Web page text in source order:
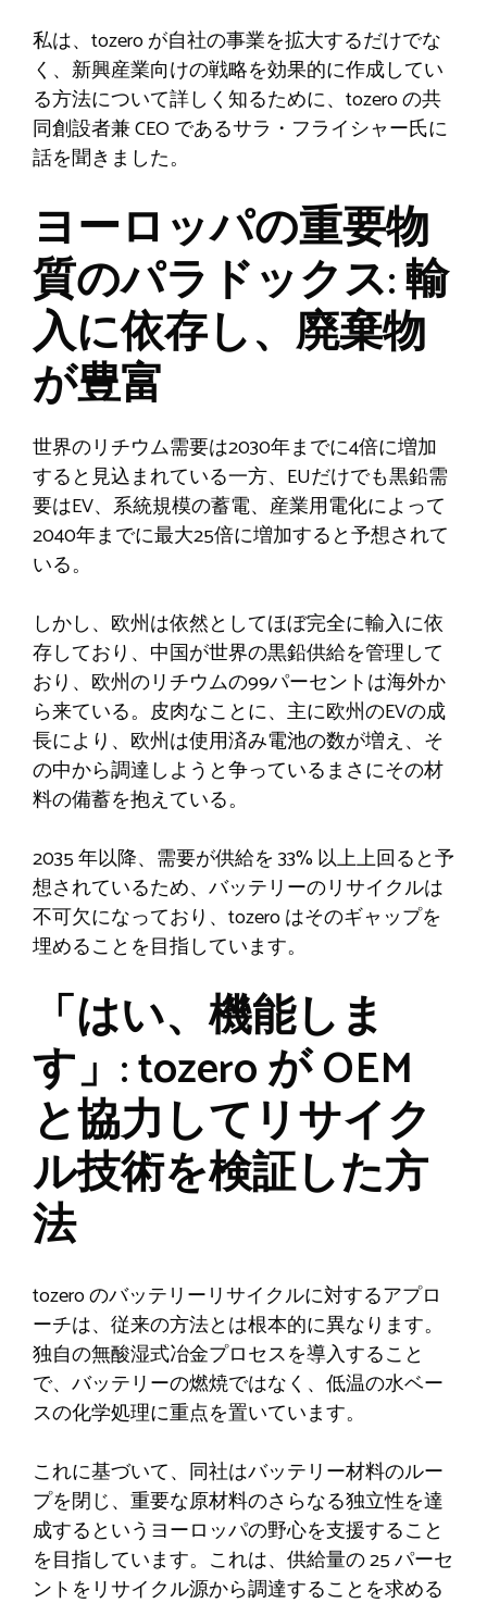
私は、tozero が自社の事業を拡大するだけでな
く、新興産業向けの戦略を効果的に作成してい
る方法について詳しく知るために、tozero の共
同創設者兼 CEO であるサラ・フライシャー氏に
話を聞きました。
ヨーロッパの重要物
質のパラドックス: 輸
入に依存し、廃棄物
が豊富
世界のリチウム需要は2030年までに4倍に増加
すると見込まれている一方、EUだけでも黒鉛需
要はEV、系統規模の蓄電、産業用電化によって
2040年までに最大25倍に増加すると予想されて
いる。
しかし、欧州は依然としてほぼ完全に輸入に依
存しており、中国が世界の黒鉛供給を管理して
おり、欧州のリチウムの99パーセントは海外か
ら来ている。皮肉なことに、主に欧州のEVの成
長により、欧州は使用済み電池の数が増え、そ
の中から調達しようと争っているまさにその材
料の備蓄を抱えている。
2035 年以降、需要が供給を 33% 以上上回ると予
想されているため、バッテリーのリサイクルは
不可欠になっており、tozero はそのギャップを
埋めることを目指しています。
「はい、機能しま
す」: tozero が OEM
と協力してリサイク
ル技術を検証した方
法
tozero のバッテリーリサイクルに対するアプロ
ーチは、従来の方法とは根本的に異なります。
独自の無酸湿式冶金プロセスを導入すること
で、バッテリーの燃焼ではなく、低温の水ベー
スの化学処理に重点を置いています。
これに基づいて、同社はバッテリー材料のルー
プを閉じ、重要な原材料のさらなる独立性を達
成するというヨーロッパの野心を支援すること
を目指しています。これは、供給量の 25 パーセ
ントをリサイクル源から調達することを求める